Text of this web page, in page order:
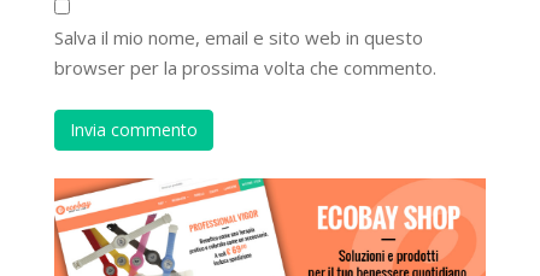
Salva il mio nome, email e sito web in questo
browser per la prossima volta che commento.